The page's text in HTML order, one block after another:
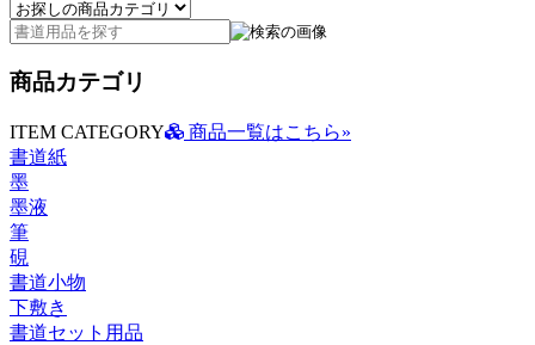
商品カテゴリ
ITEM CATEGORY
商品一覧はこちら»
書道紙
墨
墨液
筆
硯
書道小物
下敷き
書道セット用品